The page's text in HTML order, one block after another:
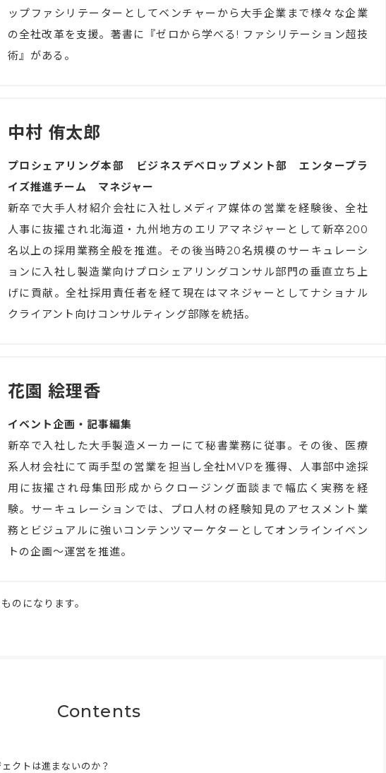
ップファシリテーターとしてベンチャーから大手企業まで様々な企業
の全社改革を支援。著書に『ゼロから学べる! ファシリテーション超技
術』がある。
中村 侑太郎
プロシェアリング本部 ビジネスデベロップメント部 エンタープラ
イズ推進チーム マネジャー
新卒で大手人材紹介会社に入社しメディア媒体の営業を経験後、全社
人事に抜擢され北海道・九州地方のエリアマネジャーとして新卒200
名以上の採用業務全般を推進。その後当時20名規模のサーキュレーシ
ョンに入社し製造業向けプロシェアリングコンサル部門の垂直立ち上
げに貢献。全社採用責任者を経て現在はマネジャーとしてナショナル
クライアント向けコンサルティング部隊を統括。
花園 絵理香
イベント企画・記事編集
新卒で入社した大手製造メーカーにて秘書業務に従事。その後、医療
系人材会社にて両手型の営業を担当し全社MVPを獲得、人事部中途採
用に抜擢され母集団形成からクロージング面談まで幅広く実務を経
験。サーキュレーションでは、プロ人材の経験知見のアセスメント業
務とビジュアルに強いコンテンツマーケターとしてオンラインイベン
トの企画〜運営を推進。
のになります。
Contents
クトは進まないのか？